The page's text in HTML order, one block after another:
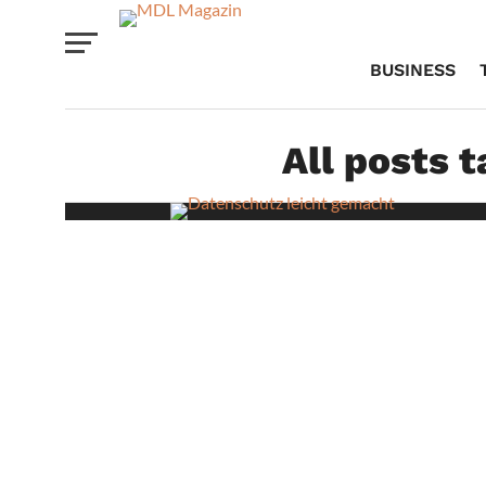
BUSINESS
All posts